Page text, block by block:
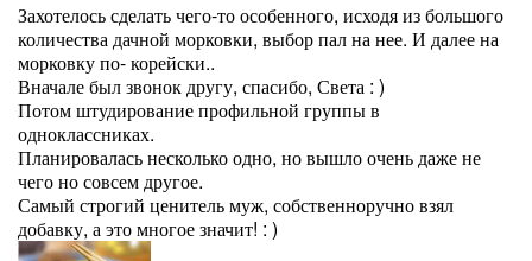
Захотелось сделать чего-то особенного, исходя из большого
количества дачной морковки, выбор пал на нее. И далее на
морковку по- корейски..
Вначале был звонок другу, спасибо, Света : )
Потом штудирование профильной группы в
одноклассниках.
Планировалась несколько одно, но вышло очень даже не
чего но совсем другое.
Самый строгий ценитель муж, собственноручно взял
добавку, а это многое значит! : )